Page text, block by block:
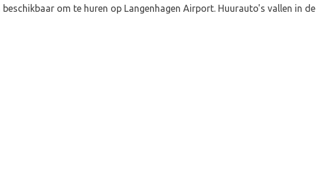
om te huren op Langenhagen Airport. Huurauto's vallen in de